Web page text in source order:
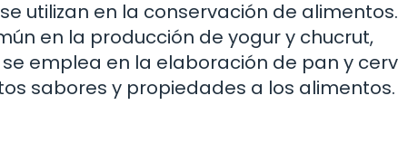
utilizan en la conservación de
en la producción de yogur y chucrut,
emplea en la elaboración de pan y
sabores y propiedades a los alimentos.